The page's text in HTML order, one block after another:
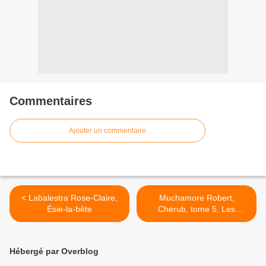
Commentaires
Ajouter un commentaire
< Labalestra Rose-Claire,
Ésie-la-bête
Muchamore Robert,
Chérub, tome 5, Les
Survivants >
Hébergé par Overblog